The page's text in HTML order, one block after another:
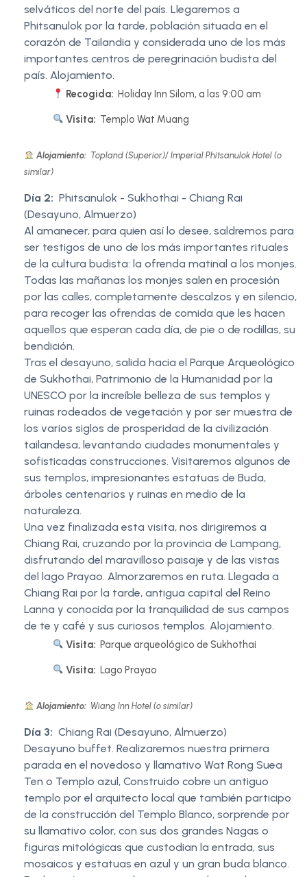
selváticos del norte del país. Llegaremos a
Phitsanulok por la tarde, población situada en el
corazón de Tailandia y considerada uno de los más
importantes centros de peregrinación budista del
país. Alojamiento.
Recogida: Holiday Inn Silom, a las 9:00 am
Visita: Templo Wat Muang
Alojamiento: Topland (Superior)/ Imperial Phitsanulok Hotel (o
similar)
Día 2: Phitsanulok - Sukhothai - Chiang Rai
(Desayuno, Almuerzo)
Al amanecer, para quien así lo desee, saldremos para
ser testigos de uno de los más importantes rituales
de la cultura budista: la ofrenda matinal a los monjes.
Todas las mañanas los monjes salen en procesión
por las calles, completamente descalzos y en silencio,
para recoger las ofrendas de comida que les hacen
aquellos que esperan cada día, de pie o de rodillas, su
bendición.
Tras el desayuno, salida hacia el Parque Arqueológico
de Sukhothai, Patrimonio de la Humanidad por la
UNESCO por la increíble belleza de sus templos y
ruinas rodeados de vegetación y por ser muestra de
los varios siglos de prosperidad de la civilización
tailandesa, levantando ciudades monumentales y
sofisticadas construcciones. Visitaremos algunos de
sus templos, impresionantes estatuas de Buda,
árboles centenarios y ruinas en medio de la
naturaleza.
Una vez finalizada esta visita, nos dirigiremos a
Chiang Rai, cruzando por la provincia de Lampang,
disfrutando del maravilloso paisaje y de las vistas
del lago Prayao. Almorzaremos en ruta. Llegada a
Chiang Rai por la tarde, antigua capital del Reino
Lanna y conocida por la tranquilidad de sus campos
de te y café y sus curiosos templos. Alojamiento.
Visita: Parque arqueológico de Sukhothai
Visita: Lago Prayao
Alojamiento: Wiang Inn Hotel (o similar)
Día 3: Chiang Rai (Desayuno, Almuerzo)
Desayuno buffet. Realizaremos nuestra primera
parada en el novedoso y llamativo Wat Rong Suea
Ten o Templo azul, Construido cobre un antiguo
templo por el arquitecto local que también participo
de la construcción del Templo Blanco, sorprende por
su llamativo color, con sus dos grandes Nagas o
figuras mitológicas que custodian la entrada, sus
mosaicos y estatuas en azul y un gran buda blanco.